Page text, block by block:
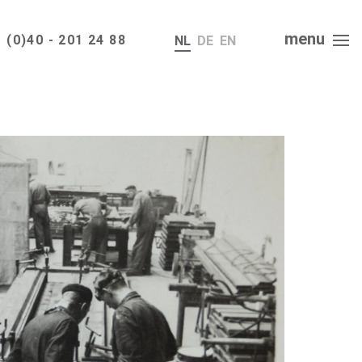
(0)40 - 201 24 88 NL DE EN menu